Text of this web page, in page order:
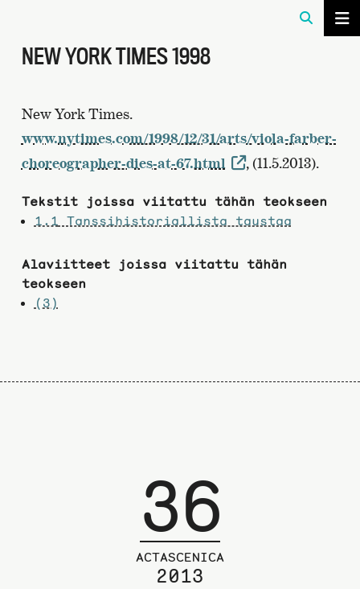
NEW YORK TIMES 1998
New York Times.
www.nytimes.com/1998/12/31/arts/viola-farber-
choreographer-dies-at-67.html
, (11.5.2013).
Tekstit joissa viitattu tähän teokseen
1.1 Tanssihistoriallista taustaa
Alaviitteet joissa viitattu tähän
teokseen
(3)
36
ACTASCENICA
2013